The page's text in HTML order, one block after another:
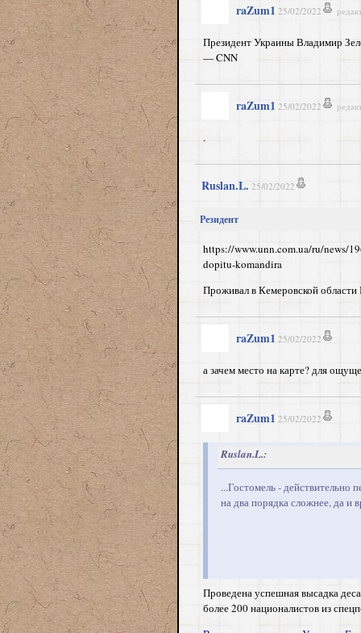
raZum1 25/02/2022
Президент Украины Владимир
— CNN
raZum1 25/02/2022
.
Ruslan.L. 25/02/2022
Резидент
https://www.unn.com.ua/ru/news/
dopitu-komandira
Проживал в Кемеровской
raZum1 25/02/2022
а зачем место на карте? для
raZum1 25/02/2022
Ruslan.L.:
...Гостомель - действительно
на два порядка сложнее, да и
Проведена успешная высадка
более 200 националистов из